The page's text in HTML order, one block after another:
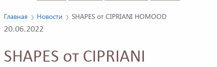
Главная Новости
SHAPES от CIPRIANI HOMOOD
20.06.2022
SHAPES от CIPRIANI